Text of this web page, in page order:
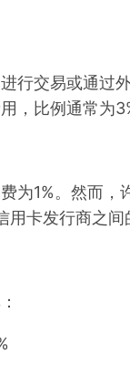
交易或通过外
，比例通常为
1%。然而，
卡发行商之间